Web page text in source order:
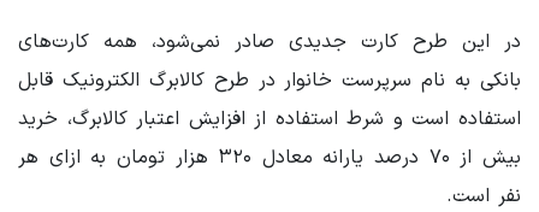
در این طرح کارت جدیدی صادر نمی‌شود، همه کارت‌های
بانکی به نام سرپرست خانوار در طرح کالابرگ الکترونیک قابل
استفاده است و شرط استفاده از افزایش اعتبار کالابرگ، خرید
بیش از ۷۰ درصد یارانه معادل ۳۲۰ هزار تومان به ازای هر
نفر است.